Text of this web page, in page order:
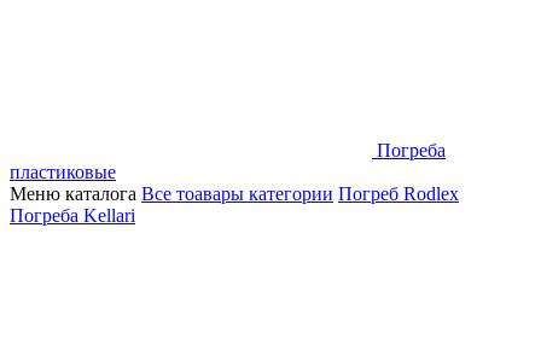
Погреба
пластиковые
Меню каталога Все тоавары категории Погреб Rodlex
Погреба Kellari